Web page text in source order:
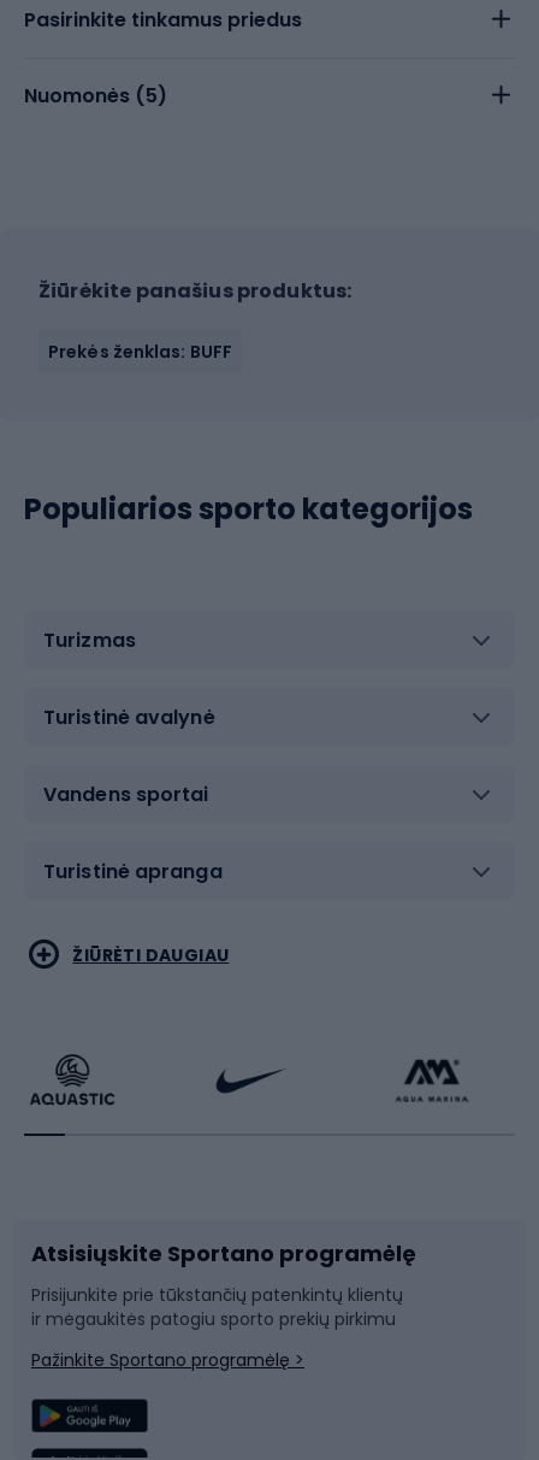
Pasirinkite tinkamus priedus
Nuomonės (5)
Žiūrėkite panašius produktus:
Prekės ženklas: BUFF
Populiarios sporto kategorijos
Turizmas
Turistinė avalynė
Vandens sportai
Turistinė apranga
Bėgimas
Dviratininkų apranga
Dviračių dalys
Laipiojimas
Žvejyba
Koviniai sportai
Rakečių sportas
Rogutės ir čiuožynės
Snieglenčių sportas
Plaukimas
ŽIŪRĖTI DAUGIAU
Atsisiųskite Sportano programėlę
Prisijunkite prie tūkstančių patenkintų klientų
ir mėgaukitės patogiu sporto prekių pirkimu
Pažinkite Sportano programėlę >